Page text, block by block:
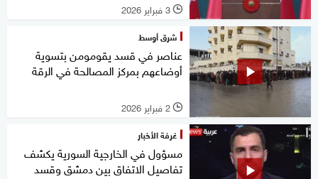
l 3 فبراير 2026
شرق أوسط
عناصر في قسد يقومومن بتسوية
أوضاعهم بمركز المصالحة في الرقة
l 2 فبراير 2026
غرفة الأخبار
مسؤول في الخارجية السورية يكشف
تفاصيل الاتفاق بين دمشق وقسد